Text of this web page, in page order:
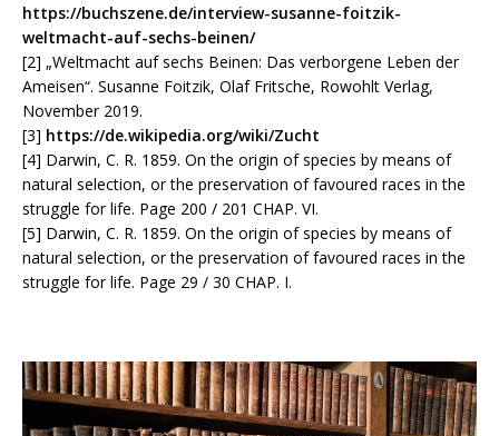
https://buchszene.de/interview-susanne-foitzik-
weltmacht-auf-sechs-beinen/
[2] „Weltmacht auf sechs Beinen: Das verborgene Leben der
Ameisen“. Susanne Foitzik, Olaf Fritsche, Rowohlt Verlag,
November 2019.
[3] https://de.wikipedia.org/wiki/Zucht
[4] Darwin, C. R. 1859. On the origin of species by means of
natural selection, or the preservation of favoured races in the
struggle for life. Page 200 / 201 CHAP. VI.
[5] Darwin, C. R. 1859. On the origin of species by means of
natural selection, or the preservation of favoured races in the
struggle for life. Page 29 / 30 CHAP. I.